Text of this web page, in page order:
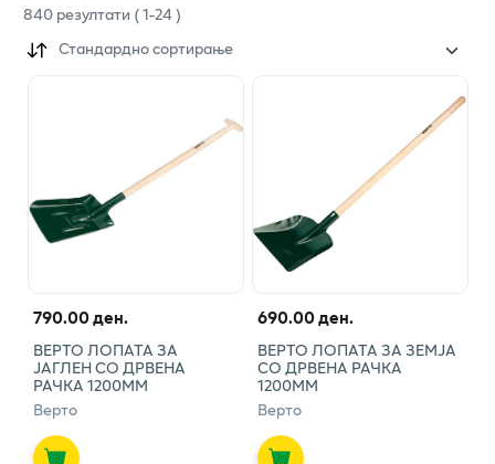
840резултати (1-24)
Стандардно сортирање
790.00 ден.
ВЕРТО ЛОПАТА ЗА
ЈАГЛЕН СО ДРВЕНА
РАЧКА 1200ММ
Верто
690.00 ден.
ВЕРТО ЛОПАТА ЗА ЗЕМЈА
СО ДРВЕНА РАЧКА
1200ММ
Верто